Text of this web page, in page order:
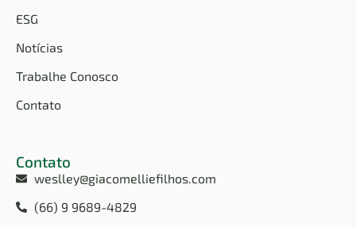
ESG
Notícias
Trabalhe Conosco
Contato
Contato
weslley@giacomelliefilhos.com
(66) 9 9689-4829